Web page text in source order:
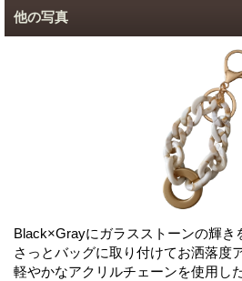
他の写真
Black×Grayにガラスストーンの輝
さっとバッグに取り付けてお洒落度
軽やかなアクリルチェーンを使用し